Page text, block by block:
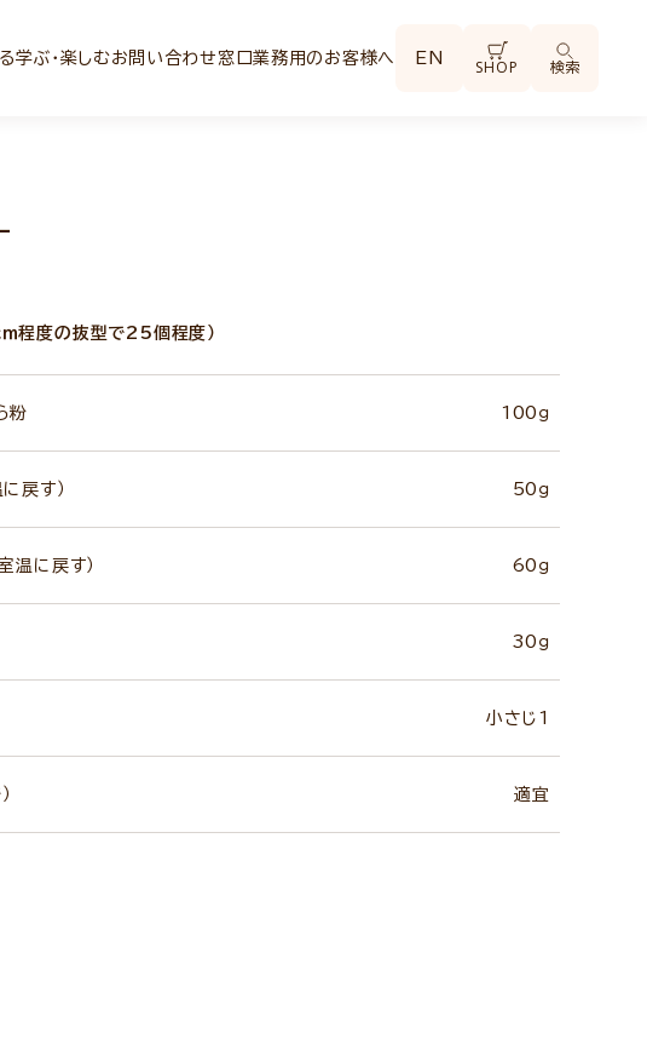
学ぶ・楽しむお問い合わせ窓口業務用のお客様へ EN SHOP 検索
ｍ程度の抜型で25個程度）
粉 100ｇ
戻す） 50ｇ
温に戻す） 60ｇ
30ｇ
小さじ1
適宜